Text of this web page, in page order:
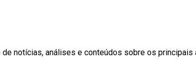
notícias, análises e conteúdos sobre os